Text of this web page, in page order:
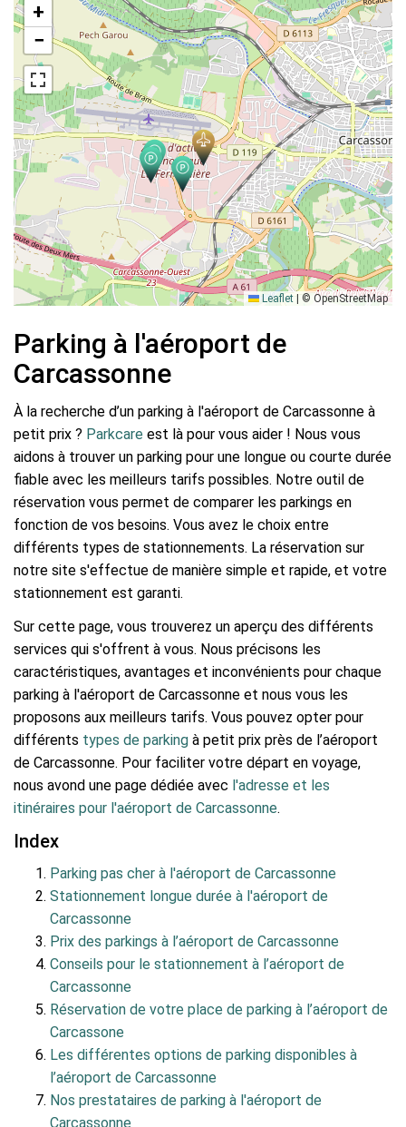
+
−
Leaflet © OpenStreetMap
Parking à l'aéroport de
Carcassonne
À la recherche d’un parking à l'aéroport de Carcassonne à
petit prix ? Parkcare est là pour vous aider ! Nous vous
aidons à trouver un parking pour une longue ou courte durée
fiable avec les meilleurs tarifs possibles. Notre outil de
réservation vous permet de comparer les parkings en
fonction de vos besoins. Vous avez le choix entre
différents types de stationnements. La réservation sur
notre site s'effectue de manière simple et rapide, et votre
stationnement est garanti.
Sur cette page, vous trouverez un aperçu des différents
services qui s'offrent à vous. Nous précisons les
caractéristiques, avantages et inconvénients pour chaque
parking à l'aéroport de Carcassonne et nous vous les
proposons aux meilleurs tarifs. Vous pouvez opter pour
différents types de parking à petit prix près de l’aéroport
de Carcassonne. Pour faciliter votre départ en voyage,
nous avond une page dédiée avec l'adresse et les
itinéraires pour l'aéroport de Carcassonne.
Index
Parking pas cher à l'aéroport de Carcassonne
Stationnement longue durée à l'aéroport de
Carcassonne
Prix des parkings à l’aéroport de Carcassonne
Conseils pour le stationnement à l’aéroport de
Carcassonne
Réservation de votre place de parking à l’aéroport de
Carcassone
Les différentes options de parking disponibles à
l’aéroport de Carcassonne
Nos prestataires de parking à l'aéroport de
Carcassonne